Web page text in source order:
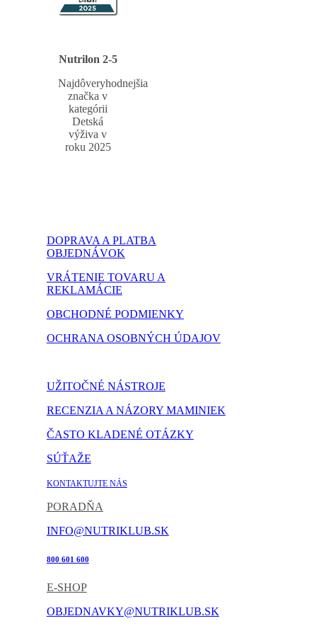
Nutrilon 2-5
Najdôveryhodnejšia
značka v
kategórii
Detská
výživa v
roku 2025
DOPRAVA A PLATBA
OBJEDNÁVOK
VRÁTENIE TOVARU A
REKLAMÁCIE
OBCHODNÉ PODMIENKY
OCHRANA OSOBNÝCH ÚDAJOV
UŽITOČNÉ NÁSTROJE
RECENZIA A NÁZORY MAMINIEK
ČASTO KLADENÉ OTÁZKY
SÚŤAŽE
KONTAKTUJTE NÁS
PORADŇA
INFO@NUTRIKLUB.SK
800 601 600
E-SHOP
OBJEDNAVKY@NUTRIKLUB.SK